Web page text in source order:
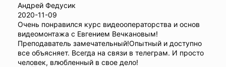
Андрей Федусик
2020-11-09
Очень понравился курс видеооператорства и основ
видеомонтажа с Евгением Вечкановым!
Преподаватель замечательный!Опытный и доступно
все объясняет. Всегда на связи в телеграм. И просто
человек, влюбленный в свое дело!